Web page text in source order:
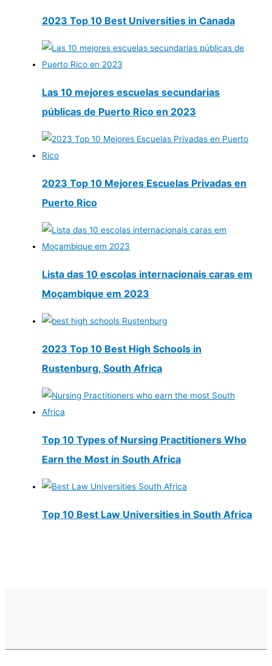
2023 Top 10 Best Universities in Canada
Las 10 mejores escuelas secundarias
públicas de Puerto Rico en 2023
2023 Top 10 Mejores Escuelas Privadas en
Puerto Rico
Lista das 10 escolas internacionais caras em
Moçambique em 2023
2023 Top 10 Best High Schools in
Rustenburg, South Africa
Top 10 Types of Nursing Practitioners Who
Earn the Most in South Africa
Top 10 Best Law Universities in South Africa